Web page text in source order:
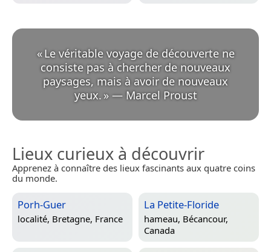
«Le véritable voyage de découverte ne
consiste pas à chercher de nouveaux
paysages, mais à avoir de nouveaux
yeux. » — Marcel Proust
Lieux curieux à découvrir
Apprenez à connaître des lieux fascinants aux quatre coins
du monde.
Porh-Guer
localité, Bretagne, France
La Petite-Floride
hameau, Bécancour,
Canada